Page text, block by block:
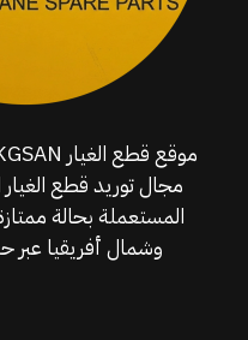
مجال توريد قطع الغيار
المستعملة بحالة
وشمال أفريقيا عبر